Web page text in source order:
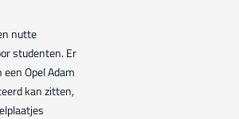
nutte
studenten. Er
Opel Adam
kan zitten,